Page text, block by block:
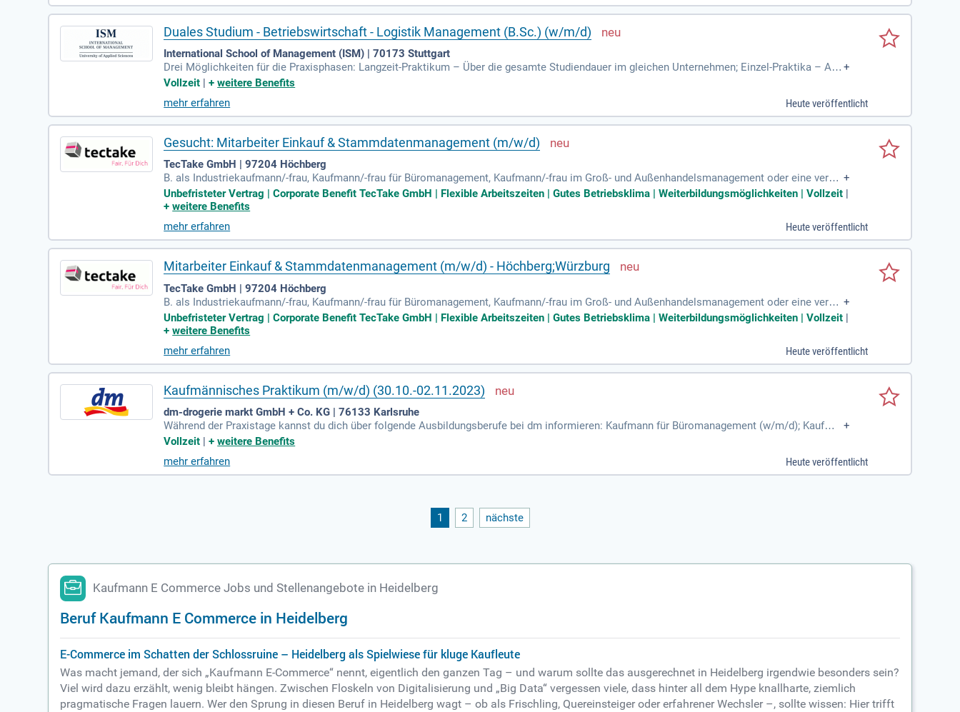
Duales Studium - Betriebswirtschaft - Logistik Management (B.Sc.) (w/m/d)
International School of Management (ISM) | 70173 Stuttgart
Drei Möglichkeiten für die Praxisphasen: Langzeit-Praktikum – Über die gesamte Studiendauer im gleichen Unternehmen; Einzel-Praktika – Alle
drei Monate ein neuer Praktikumsplatz; Einbindung in eine IHK-Ausbildung – z.B. als Kaufmann/-frau im Groß- und
+
Vollzeit |+weitere Benefits
mehr erfahren
Heute veröffentlicht
Gesucht: Mitarbeiter Einkauf & Stammdatenmanagement (m/w/d)
TecTake GmbH | 97204 Höchberg
B. als Industriekaufmann/-frau, Kaufmann/-frau für Büromanagement, Kaufmann/-frau im Groß- und Außenhandelsmanagement oder eine vergle
ichbare Qualifikation Ein gutes Zahlenverständnis und eine sorgfältige Arbeitsweise Sicherer Umgang mit den MS Office-Anwendungen
+
Unbefristeter Vertrag | Corporate Benefit TecTake GmbH | Flexible Arbeitszeiten | Gutes Betriebsklima | Weiterbildungsmöglichkeiten | Vollzeit
+weitere Benefits
mehr erfahren
Heute veröffentlicht
Mitarbeiter Einkauf & Stammdatenmanagement (m/w/d) - Höchberg;Würzburg
TecTake GmbH | 97204 Höchberg
B. als Industriekaufmann/-frau, Kaufmann/-frau für Büromanagement, Kaufmann/-frau im Groß- und Außenhandelsmanagement oder eine vergle
ichbare Qualifikation Ein gutes Zahlenverständnis und eine sorgfältige Arbeitsweise Sicherer Umgang mit den MS Office-Anwendungen
+
Unbefristeter Vertrag | Corporate Benefit TecTake GmbH | Flexible Arbeitszeiten | Gutes Betriebsklima | Weiterbildungsmöglichkeiten | Vollzeit |
+weitere Benefits
mehr erfahren
Heute veröffentlicht
Kaufmännisches Praktikum (m/w/d) (30.10.-02.11.2023)
dm-drogerie markt GmbH + Co. KG | 76133 Karlsruhe
Während der Praxistage kannst du dich über folgende Ausbildungsberufe bei dm informieren: Kaufmann für Büromanagement (w/m/d); Kaufma
nn im E-Commerce (w/m/d); Duales Studium BWL-Handel (B.A.); Duales Studium BWL-Digital Business Management (B.A.); Duales
+
Vollzeit |+weitere Benefits
mehr erfahren
Heute veröffentlicht
1 2 nächste
Kaufmann E Commerce Jobs und Stellenangebote in Heidelberg
Beruf Kaufmann E Commerce in Heidelberg
E-Commerce im Schatten der Schlossruine – Heidelberg als Spielwiese für kluge Kaufleute
Was macht jemand, der sich „Kaufmann E-Commerce“ nennt, eigentlich den ganzen Tag – und warum sollte das ausgerechnet in Heidelberg irgendwie besonders sein?
Viel wird dazu erzählt, wenig bleibt hängen. Zwischen Floskeln von Digitalisierung und „Big Data“ vergessen viele, dass hinter all dem Hype knallharte, ziemlich
pragmatische Fragen lauern. Wer den Sprung in diesen Beruf in Heidelberg wagt – ob als Frischling, Quereinsteiger oder erfahrener Wechsler –, sollte wissen: Hier trifft